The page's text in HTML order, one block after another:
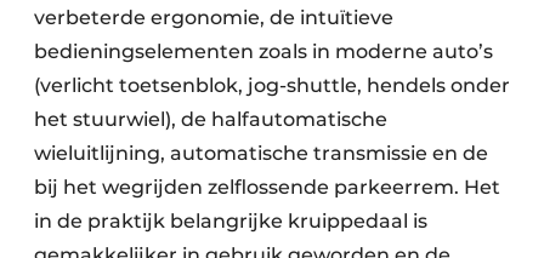
verbeterde ergonomie, de intuïtieve
bedieningselementen zoals in moderne auto’s
(verlicht toetsenblok, jog-shuttle, hendels onder
het stuurwiel), de halfautomatische
wieluitlijning, automatische transmissie en de
bij het wegrijden zelflossende parkeerrem. Het
in de praktijk belangrijke kruippedaal is